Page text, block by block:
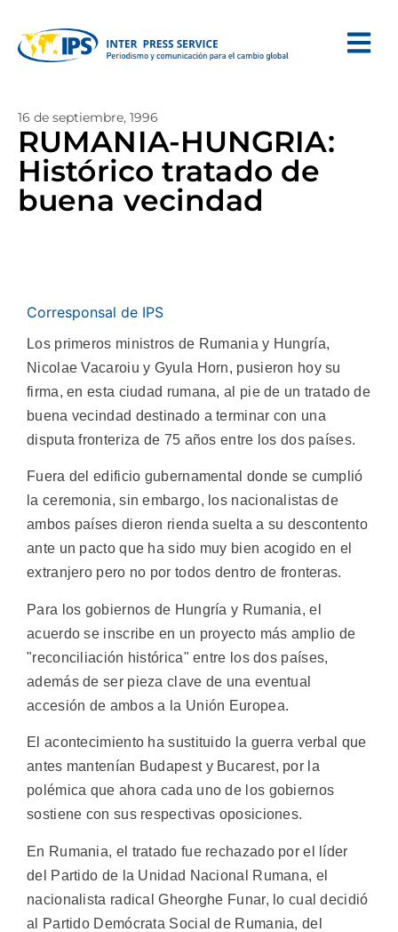
16 de septiembre, 1996
RUMANIA-HUNGRIA:
Histórico tratado de
buena vecindad
Corresponsal de IPS
Los primeros ministros de Rumania y Hungría,
Nicolae Vacaroiu y Gyula Horn, pusieron hoy su
firma, en esta ciudad rumana, al pie de un tratado de
buena vecindad destinado a terminar con una
disputa fronteriza de 75 años entre los dos países.
Fuera del edificio gubernamental donde se cumplió
la ceremonia, sin embargo, los nacionalistas de
ambos países dieron rienda suelta a su descontento
ante un pacto que ha sido muy bien acogido en el
extranjero pero no por todos dentro de fronteras.
Para los gobiernos de Hungría y Rumania, el
acuerdo se inscribe en un proyecto más amplio de
"reconciliación histórica" entre los dos países,
además de ser pieza clave de una eventual
accesión de ambos a la Unión Europea.
El acontecimiento ha sustituido la guerra verbal que
antes mantenían Budapest y Bucarest, por la
polémica que ahora cada uno de los gobiernos
sostiene con sus respectivas oposiciones.
En Rumania, el tratado fue rechazado por el líder
del Partido de la Unidad Nacional Rumana, el
nacionalista radical Gheorghe Funar, lo cual decidió
al Partido Demócrata Social de Rumania, del